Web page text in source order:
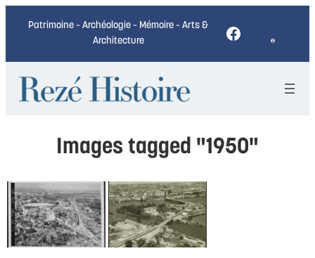
Patrimoine – Archéologie – Mémoire – Arts &
Architecture
Facebook
Images tagged "1950"